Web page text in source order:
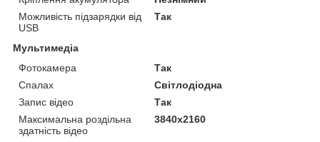
Можливість підзарядки від
USB
Так
Мультимедіа
Фотокамера
Так
Спалах
Світлодіодна
Запис відео
Так
Максимальна роздільна
здатність відео
3840x2160